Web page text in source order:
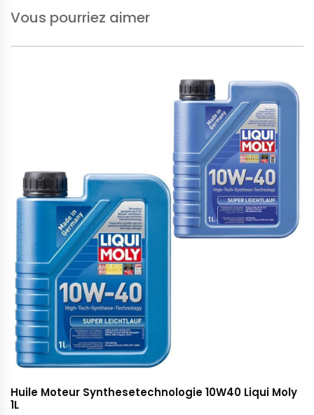
Vous pourriez aimer
Huile Moteur Synthesetechnologie 10W40 Liqui Moly
1L